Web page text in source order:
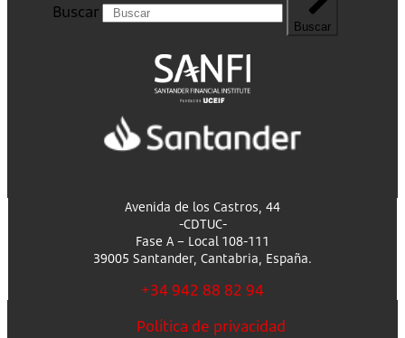
Buscar
Buscar
Avenida de los Castros, 44
-CDTUC-
Fase A – Local 108-111
39005 Santander, Cantabria, España.
+34 942 88 82 94
Política de privacidad